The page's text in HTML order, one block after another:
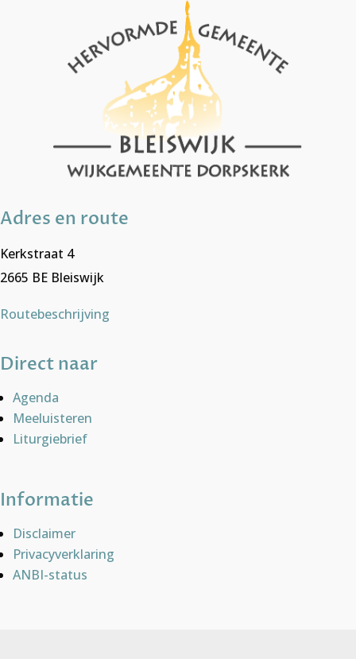
Adres en route
Kerkstraat 4
2665 BE Bleiswijk
Routebeschrijving
Direct naar
Agenda
Meeluisteren
Liturgiebrief
Informatie
Disclaimer
Privacyverklaring
ANBI-status